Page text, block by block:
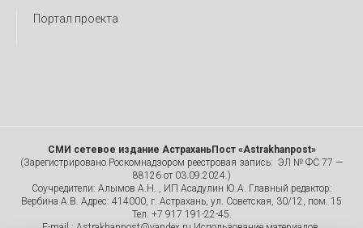
Портал проекта
СМИ сетевое издание АстраханьПост «Astrakhanpost»
(Зарегистрировано Роскомнадзором реестровая запись: ЭЛ № ФС 77 —
88126 от 03.09.2024.)
Соучредители: Алымов А.Н. , ИП Асадулин Ю.А. Главный редактор:
Вербина А.В. Адрес: 414000, г. Астрахань, ул. Советская, 30/12, пом. 15
Тел. +7 917 191-22-45.